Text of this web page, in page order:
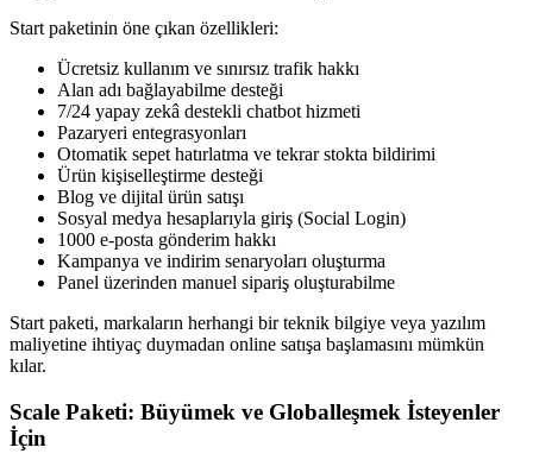
Start paketinin öne çıkan özellikleri:
Ücretsiz kullanım ve sınırsız trafik hakkı
Alan adı bağlayabilme desteği
7/24 yapay zekâ destekli chatbot hizmeti
Pazaryeri entegrasyonları
Otomatik sepet hatırlatma ve tekrar stokta bildirimi
Ürün kişiselleştirme desteği
Blog ve dijital ürün satışı
Sosyal medya hesaplarıyla giriş (Social Login)
1000 e-posta gönderim hakkı
Kampanya ve indirim senaryoları oluşturma
Panel üzerinden manuel sipariş oluşturabilme
Start paketi, markaların herhangi bir teknik bilgiye veya yazılım
maliyetine ihtiyaç duymadan online satışa başlamasını mümkün
kılar.
Scale Paketi: Büyümek ve Globalleşmek İsteyenler
İçin